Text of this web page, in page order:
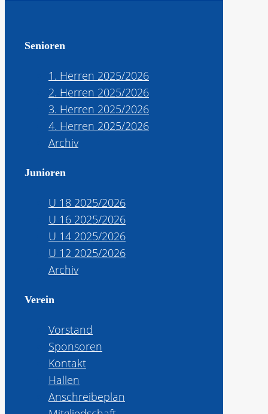
Senioren
1. Herren 2025/2026
2. Herren 2025/2026
3. Herren 2025/2026
4. Herren 2025/2026
Archiv
Junioren
U 18 2025/2026
U 16 2025/2026
U 14 2025/2026
U 12 2025/2026
Archiv
Verein
Vorstand
Sponsoren
Kontakt
Hallen
Anschreibeplan